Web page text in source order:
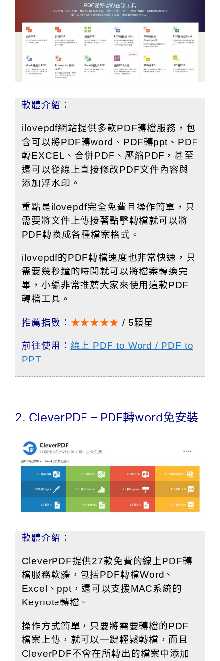
軟體介紹：
ilovepdf網站提供多款PDF轉檔服務，包
含可以將PDF轉word、PDF轉ppt、PDF
轉EXCEL、合併PDF、壓縮PDF，甚至
還可以從線上直接修改PDF文件內容與
添加浮水印 。
重點是ilovepdf完全免費且操作簡單，只
需要將文件上傳接著點擊轉檔就可以將
PDF轉換成各種檔案格式。
ilovepdf的PDF轉檔速度也非常快速，只
需要幾秒鐘的時間就可以將檔案轉換完
畢，小編非常推薦大家來使用這款PDF
轉檔工具。
推薦指數： ★★★★★ / 5顆星
前往使用： 線上 PDF to Word / PDF to
PPT
2. CleverPDF – PDF轉word免安裝
軟體介紹：
CleverPDF提供27款免費的線上PDF轉
檔服務軟體，包括PDF轉檔Word、
Excel、ppt，還可以支援MAC系統的
Keynote轉檔。
操作方式簡單，只要將需要轉檔的PDF
檔案上傳，就可以一鍵輕鬆轉檔，而且
CleverPDF不會在所轉出的檔案中添加